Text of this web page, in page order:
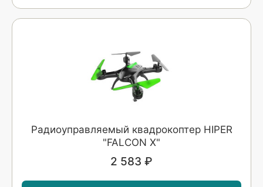
Радиоуправляемый квадрокоптер HIPER
"FALCON X"
2 583 ₽